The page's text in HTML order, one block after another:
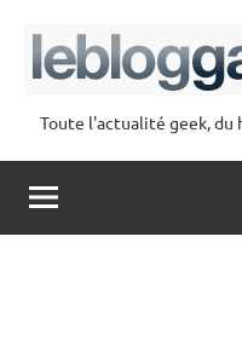
contenu
lebloggadget
Toute l'actualité geek, du